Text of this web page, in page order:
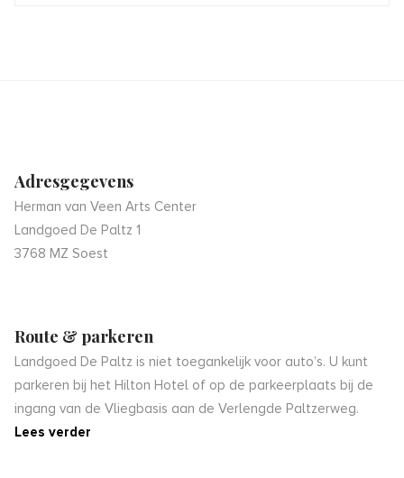
Adresgegevens
Herman van Veen Arts Center
Landgoed De Paltz 1
3768 MZ Soest
Route & parkeren
Landgoed De Paltz is niet toegankelijk voor auto’s. U kunt
parkeren bij het Hilton Hotel of op de parkeerplaats bij de
ingang van de Vliegbasis aan de Verlengde Paltzerweg.
Lees verder